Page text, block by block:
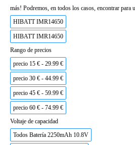
más! Podremos, en todos los casos, encontrar para
HIBATT IMR14650
HIBATT IMR14650
Rango de precios
precio 15 € - 29.99 €
precio 30 € - 44.99 €
precio 45 € - 59.99 €
precio 60 € - 74.99 €
Voltaje de capacidad
Todos Batería 2250mAh 10.8V